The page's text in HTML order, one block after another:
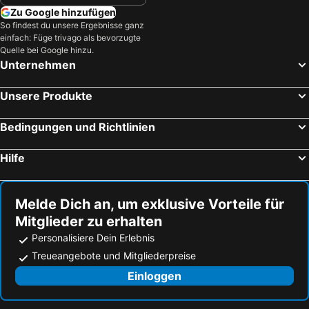
Plepi, Peloponnes Hotels
Pylos, Peloponnes Hotels
Hydra, Attika Hotels
Askeli, Attika Hotels
Chania, Kreta Hotels
Rethymnon, Kreta Hotels
Fira, Südliche Ägäis Hotels
Zu Google hinzufügen
So findest du unsere Ergebnisse ganz
einfach: Füge trivago als bevorzugte
Quelle bei Google hinzu.
Unternehmen
Unsere Produkte
Bedingungen und Richtlinien
Hilfe
Melde Dich an, um exklusive Vorteile für
Mitglieder zu erhalten
Personalisiere Dein Erlebnis
Treueangebote und Mitgliederpreise
Einloggen